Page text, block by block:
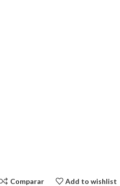
Comparar Add to wishlist